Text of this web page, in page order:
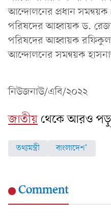
আন্দোলনের প্রধান
পরিষদের আহ্বায়ক ড.
পরিষদের আহ্বায়ক রফিকুল
আন্দোলনের সমন্বয়ক
নিউজনাউ/এবি/২০২২
জাতীয়থেকে আরও
তথ্যমন্ত্রী বাংলাদেশ’
Comment